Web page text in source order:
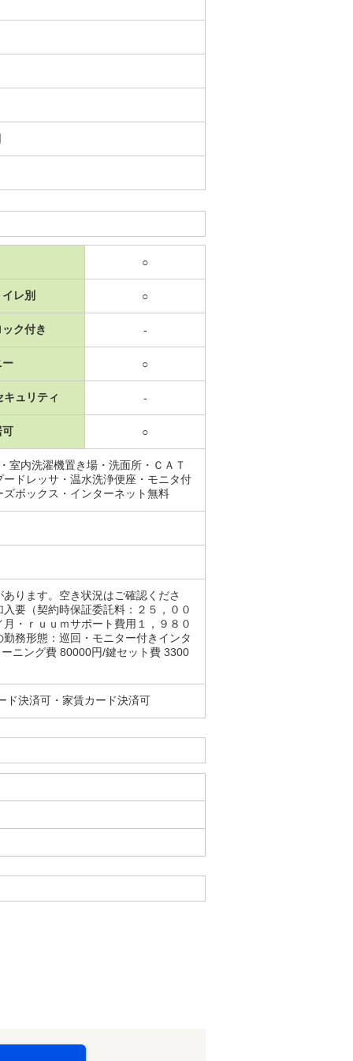
○
レ別 ○
ク付き -
ー ○
キュリティ -
可 ○
室内洗濯機置き場・洗面所・ＣＡＴ
ドレッサ・温水洗浄便座・モニタ付
ボックス・インターネット無料
ります。空き状況はご確認くださ
要（契約時保証委託料：２５，００
・ｒｕｕｍサポート費用１，９８０
務形態：巡回・モニター付きインタ
ニング費 80000円/鍵セット費 3300
ド決済可・家賃カード決済可